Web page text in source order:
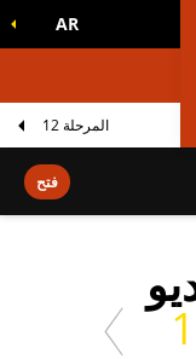
AR
المرحلة 12
فتح